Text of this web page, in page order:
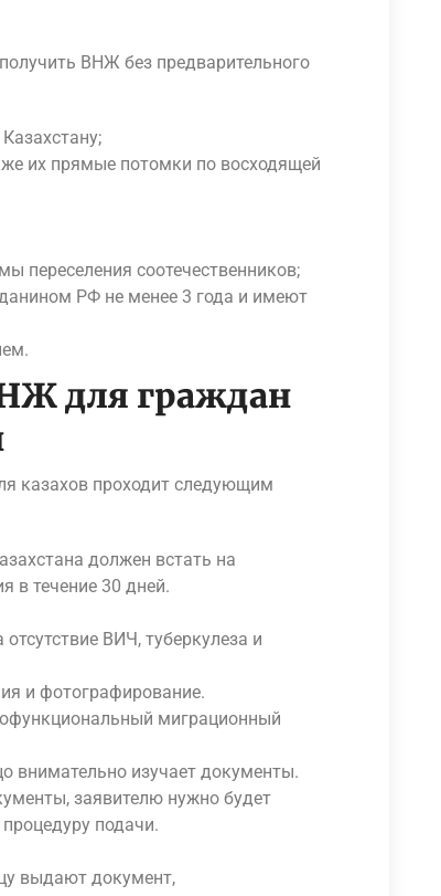
ВНЖ без предварительного
их прямые потомки по восходящей
переселения соотечественников;
РФ не менее 3 года и имеют
для граждан
казахов проходит следующим
должен встать на
в течение 30 дней.
ВИЧ, туберкулеза и
и фотографирование.
миграционный
внимательно изучает документы.
заявителю нужно будет
подачи.
выдают документ,